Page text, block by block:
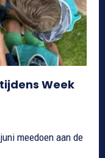
Week
meedoen aan de